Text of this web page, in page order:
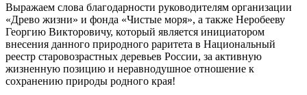
Выражаем слова благодарности руководителям организации
«Древо жизни» и фонда «Чистые моря», а также Неробееву
Георгию Викторовичу, который является инициатором
внесения данного природного раритета в Национальный
реестр старовозрастных деревьев России, за активную
жизненную позицию и неравнодушное отношение к
сохранению природы родного края!